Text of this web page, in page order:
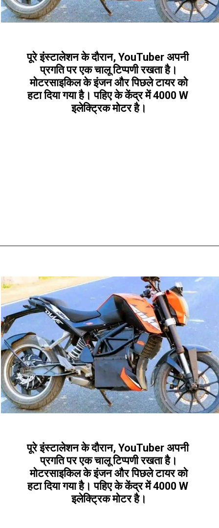
पूरे इंस्टालेशन के दौरान, YouTuber अपनी
प्रगति पर एक चालू टिप्पणी रखता है।
मोटरसाइकिल के इंजन और पिछले टायर को
हटा दिया गया है। पहिए के केंद्र में 4000 W
इलेक्ट्रिक मोटर है।
पूरे इंस्टालेशन के दौरान, YouTuber अपनी
प्रगति पर एक चालू टिप्पणी रखता है।
मोटरसाइकिल के इंजन और पिछले टायर को
हटा दिया गया है। पहिए के केंद्र में 4000 W
इलेक्ट्रिक मोटर है।